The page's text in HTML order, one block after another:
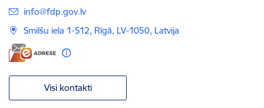
E-pasts:
info@fdp.gov.lv
Smilšu iela 1-512, Rīgā, LV-1050, Latvija
Visi kontakti